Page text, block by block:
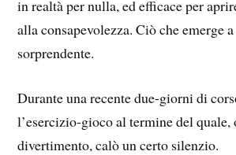
in realtà per nulla, ed efficace per
alla consapevolezza. Ciò che emerge
sorprendente.
Durante una recente due-giorni di
l’esercizio-gioco al termine del quale,
divertimento, calò un certo silenzio.